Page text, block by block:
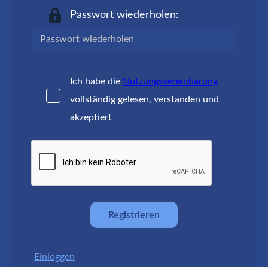
Passwort wiederholen:
Ich habe die Nutzungsvereinbarung
vollständig gelesen, verstanden und
akzeptiert
Einloggen